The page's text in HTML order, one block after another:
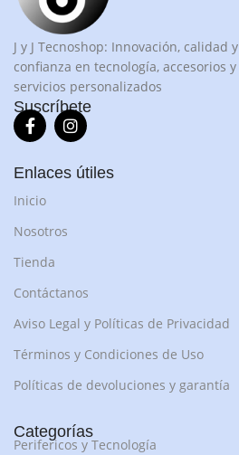
J y J Tecnoshop: Innovación, calidad y
confianza en tecnología, accesorios y
servicios personalizados
Suscríbete
Enlaces útiles
Inicio
Nosotros
Tienda
Contáctanos
Aviso Legal y Políticas de Privacidad
Términos y Condiciones de Uso
Políticas de devoluciones y garantía
Categorías
Perifericos y Tecnología